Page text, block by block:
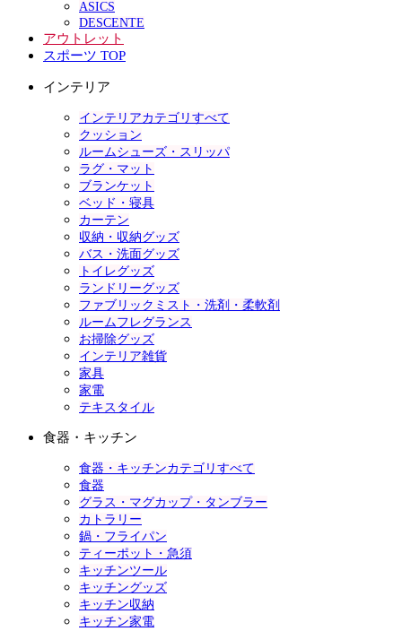
ASICS
DESCENTE
アウトレット
スポーツ TOP
インテリア
インテリアカテゴリすべて
クッション
ルームシューズ・スリッパ
ラグ・マット
ブランケット
ベッド・寝具
カーテン
収納・収納グッズ
バス・洗面グッズ
トイレグッズ
ランドリーグッズ
ファブリックミスト・洗剤・柔軟剤
ルームフレグランス
お掃除グッズ
インテリア雑貨
家具
家電
テキスタイル
食器・キッチン
食器・キッチンカテゴリすべて
食器
グラス・マグカップ・タンブラー
カトラリー
鍋・フライパン
ティーポット・急須
キッチンツール
キッチングッズ
キッチン収納
キッチン家電